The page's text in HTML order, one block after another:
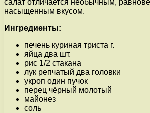
насыщенным вкусом.
Ингредиенты:
печень куриная триста г.
яйца два шт.
рис 1/2 стакана
лук репчатый два головки
укроп один пучок
перец чёрный молотый
майонез
соль